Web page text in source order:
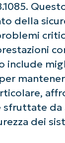
della
include
dei